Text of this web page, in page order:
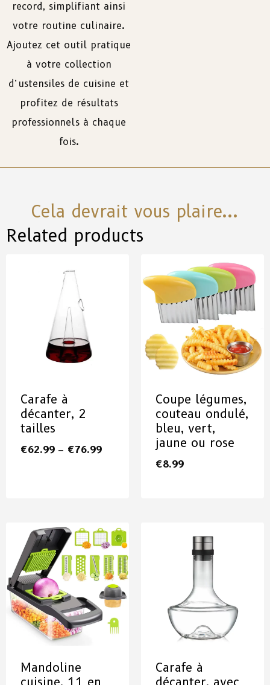
record, simplifiant ainsi
votre routine culinaire.
Ajoutez cet outil pratique
à votre collection
d’ustensiles de cuisine et
profitez de résultats
professionnels à chaque
fois.
Cela devrait vous plaire...
Related products
Carafe à
décanter, 2
tailles
€62.99 – €76.99
Coupe légumes,
couteau ondulé,
bleu, vert,
jaune ou rose
€8.99
Mandoline
Carafe à